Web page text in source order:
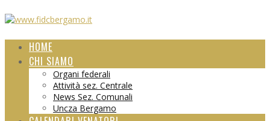
HOME
CHI SIAMO
Organi federali
Attività sez. Centrale
News Sez. Comunali
Uncza Bergamo